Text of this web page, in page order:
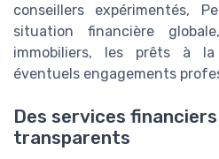
conseillers expérimentés,
situation financière
immobiliers, les prêts à
éventuels engagements
Des services
transparents